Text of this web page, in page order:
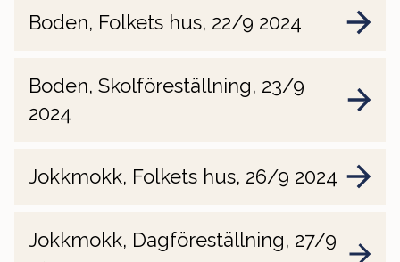
Boden, Folkets hus, 22/9 2024
Boden, Skolföreställning, 23/9
2024
Jokkmokk, Folkets hus, 26/9 2024
Jokkmokk, Dagföreställning, 27/9